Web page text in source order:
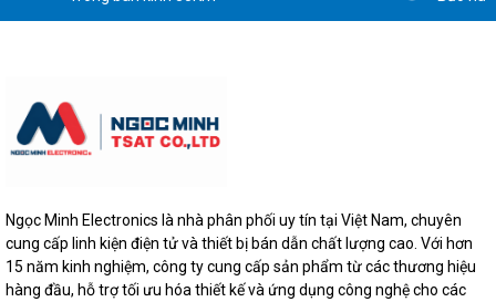
Ngọc Minh Electronics là nhà phân phối uy tín tại Việt Nam, chuyên
cung cấp linh kiện điện tử và thiết bị bán dẫn chất lượng cao. Với hơn
15 năm kinh nghiệm, công ty cung cấp sản phẩm từ các thương hiệu
hàng đầu, hỗ trợ tối ưu hóa thiết kế và ứng dụng công nghệ cho các